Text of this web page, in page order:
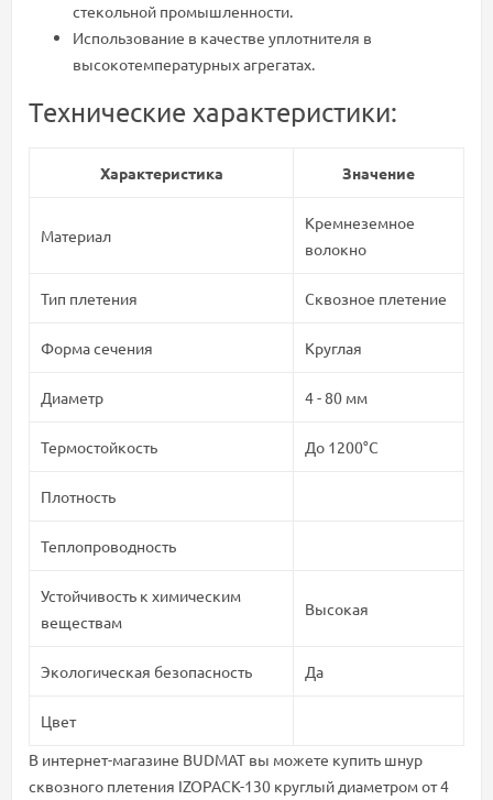
стекольной промышленности.
Использование в качестве уплотнителя в
высокотемпературных агрегатах.
Технические характеристики:
Характеристика Значение
Материал
Кремнеземное
волокно
Тип плетения Сквозное плетение
Форма сечения Круглая
Диаметр 4 - 80 мм
Термостойкость До 1200°C
Плотность
Теплопроводность
Устойчивость к химическим
веществам
Высокая
Экологическая безопасность Да
Цвет
В интернет-магазине BUDMAT вы можете купить шнур
сквозного плетения IZOPACK-130 круглый диаметром от 4